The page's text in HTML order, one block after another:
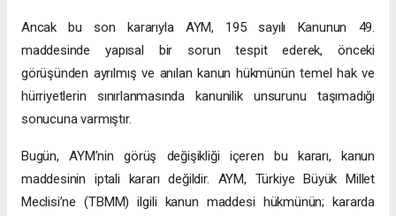
Ancak bu son kararıyla AYM, 195 sayılı Kanunun 49.
maddesinde yapısal bir sorun tespit ederek, önceki
görüşünden ayrılmış ve anılan kanun hükmünün temel hak ve
hürriyetlerin sınırlanmasında kanunilik unsurunu taşımadığı
sonucuna varmıştır.
Bugün, AYM’nin görüş değişikliği içeren bu kararı, kanun
maddesinin iptali kararı değildir. AYM, Türkiye Büyük Millet
Meclisi’ne (TBMM) ilgili kanun maddesi hükmünün; kararda